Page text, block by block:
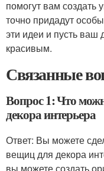
помогут вам создать
точно придадут
эти идеи и пусть
красивым.
Связанные
Вопрос 1: Что
декора интерьера
Ответ: Вы можете
вещиц для декора